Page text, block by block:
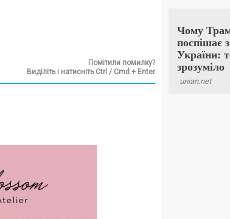
Помітили помилку?
Виділіть і натисніть Ctrl / Cmd + Enter